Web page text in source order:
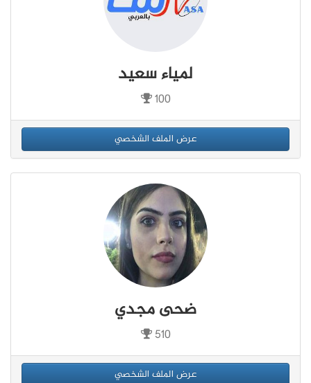
لمياء سعيد
100
عرض الملف الشخصي
ضحى مجدي
510
عرض الملف الشخصي